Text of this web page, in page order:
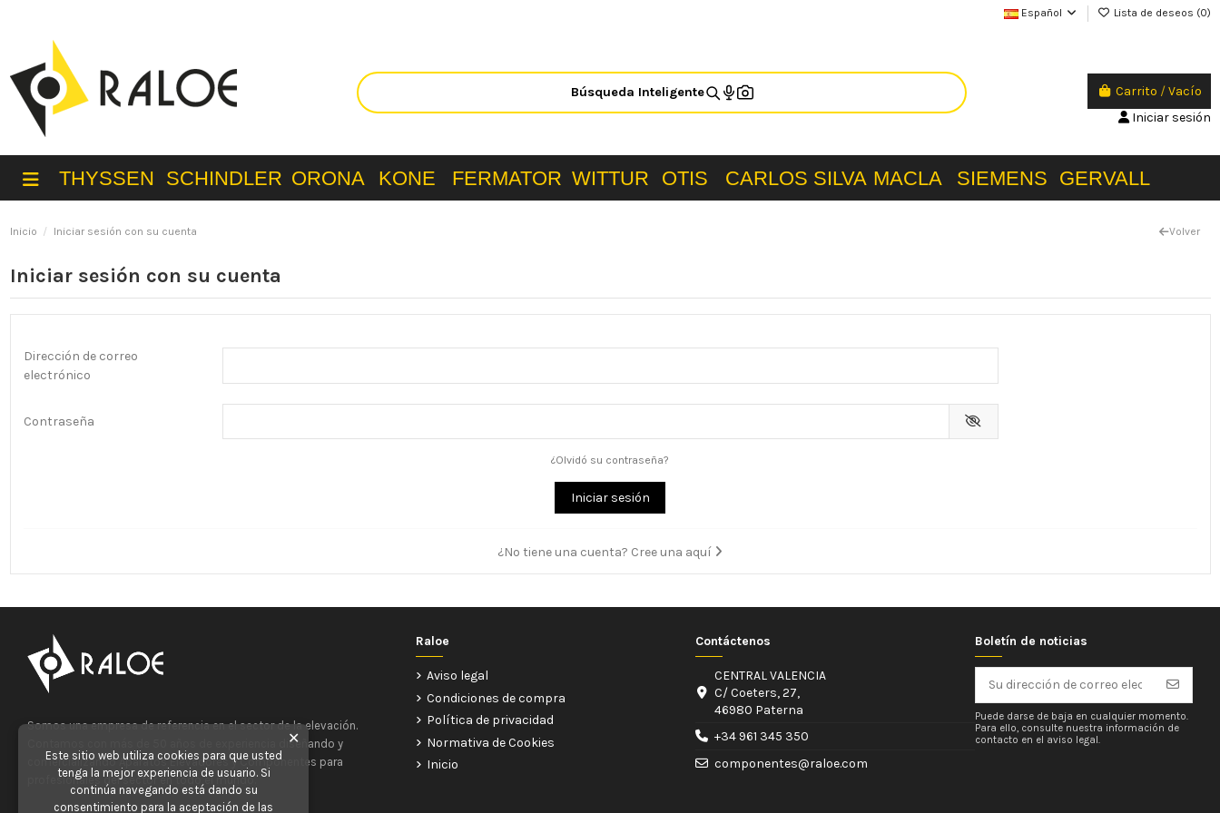
Español Lista de deseos (0)
Búsqueda Inteligente Carrito /Vacío
Iniciar sesión
THYSSEN SCHINDLER ORONA KONE FERMATOR WITTUR OTIS CARLOS SILVA MACLA SIEMENS GERVALL
Inicio Iniciar sesión con su cuenta Volver
Iniciar sesión con su cuenta
Dirección de correo
electrónico
Contraseña
¿Olvidó su contraseña?
Iniciar sesión
¿No tiene una cuenta? Cree una aquí
Somos una empresa de referencia en el sector de la elevación.
Contamos con más de 50 años de experiencia diseñando y
comercializando Aparatos Elevadores y Componentes para
profesionales del sector en todo el mundo.
Raloe
Aviso legal
Condiciones de compra
Política de privacidad
Normativa de Cookies
Inicio
Contáctenos
CENTRAL VALENCIA
C/ Coeters, 27,
46980 Paterna
+34 961 345 350
componentes@raloe.com
Boletín de noticias
Puede darse de baja en cualquier momento.
Para ello, consulte nuestra información de
contacto en el aviso legal.
✕
Este sitio web utiliza cookies para que usted
tenga la mejor experiencia de usuario. Si
continúa navegando está dando su
consentimiento para la aceptación de las